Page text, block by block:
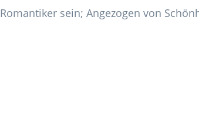
Romantiker sein; Angezogen von